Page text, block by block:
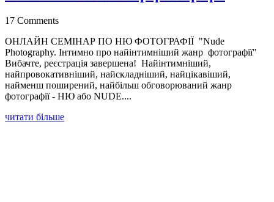
17 Comments
ОНЛАЙН СЕМІНАР ПО НЮ ФОТОГРАФІЇ "Nude
Photography. Інтимно про найінтимніший жанр фотографії"
Вибачте, реєстрація завершена! Найінтимніший,
найпровокативніший, найскладніший, найцікавіший,
найменш поширений, найбільш обговорюваний жанр
фотографії - НЮ або NUDE....
читати більше